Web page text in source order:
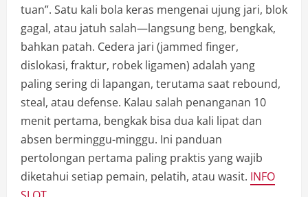
tuan”. Satu kali bola keras mengenai ujung jari, blok
gagal, atau jatuh salah—langsung beng, bengkak,
bahkan patah. Cedera jari (jammed finger,
dislokasi, fraktur, robek ligamen) adalah yang
paling sering di lapangan, terutama saat rebound,
steal, atau defense. Kalau salah penanganan 10
menit pertama, bengkak bisa dua kali lipat dan
absen berminggu-minggu. Ini panduan
pertolongan pertama paling praktis yang wajib
diketahui setiap pemain, pelatih, atau wasit. INFO